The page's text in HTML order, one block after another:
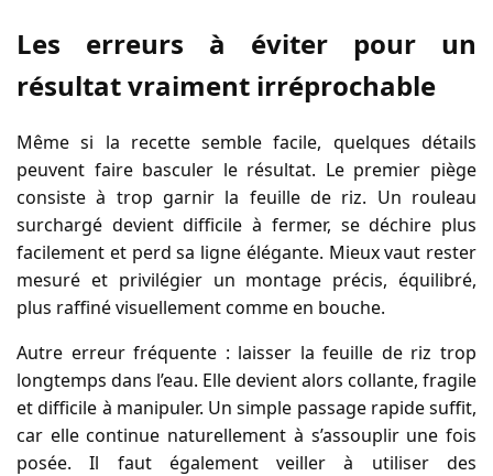
Les erreurs à éviter pour un
résultat vraiment irréprochable
Même si la recette semble facile, quelques détails
peuvent faire basculer le résultat. Le premier piège
consiste à trop garnir la feuille de riz. Un rouleau
surchargé devient difficile à fermer, se déchire plus
facilement et perd sa ligne élégante. Mieux vaut rester
mesuré et privilégier un montage précis, équilibré,
plus raffiné visuellement comme en bouche.
Autre erreur fréquente : laisser la feuille de riz trop
longtemps dans l’eau. Elle devient alors collante, fragile
et difficile à manipuler. Un simple passage rapide suffit,
car elle continue naturellement à s’assouplir une fois
posée. Il faut également veiller à utiliser des